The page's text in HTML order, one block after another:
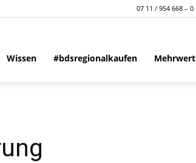
07 11 / 954 668 – 0
Wissen #bdsregionalkaufen Mehrwert